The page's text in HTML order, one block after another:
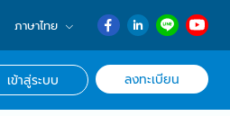
ภาษาไทย
English
日本語
เข้าสู่ระบบ ลงทะเบียน